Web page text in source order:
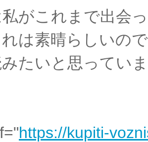
がこれまで出会
は素晴らしいの
たいと思ってい
https://kupiti-